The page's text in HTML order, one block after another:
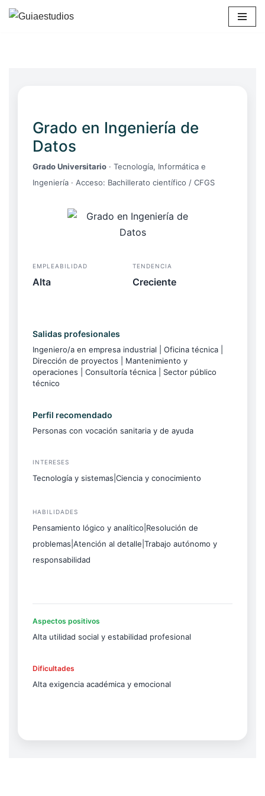
Grado en Ingeniería de
Datos
Grado Universitario · Tecnología, Informática e
Ingeniería · Acceso: Bachillerato científico / CFGS
EMPLEABILIDAD
Alta
TENDENCIA
Creciente
Salidas profesionales
Ingeniero/a en empresa industrial | Oficina técnica |
Dirección de proyectos | Mantenimiento y
operaciones | Consultoría técnica | Sector público
técnico
Perfil recomendado
Personas con vocación sanitaria y de ayuda
INTERESES
Tecnología y sistemas|Ciencia y conocimiento
HABILIDADES
Pensamiento lógico y analítico|Resolución de
problemas|Atención al detalle|Trabajo autónomo y
responsabilidad
Aspectos positivos
Alta utilidad social y estabilidad profesional
Dificultades
Alta exigencia académica y emocional